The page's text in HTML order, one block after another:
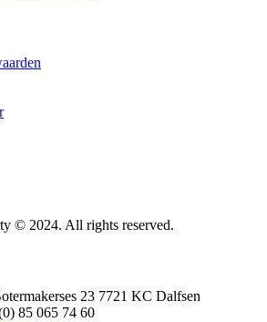
© 2024. All rights reserved.
23 7721 KC Dalfsen
85 065 74 60